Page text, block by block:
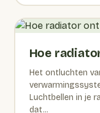
Hoe
Het ontluchten
Luchtbellen in je
dat...